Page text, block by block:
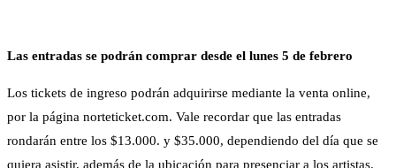
Las entradas se podrán comprar desde el lunes 5 de febrero
Los tickets de ingreso podrán adquirirse mediante la venta online,
por la página norteticket.com. Vale recordar que las entradas
rondarán entre los $13.000. y $35.000, dependiendo del día que se
quiera asistir, además de la ubicación para presenciar a los artistas.